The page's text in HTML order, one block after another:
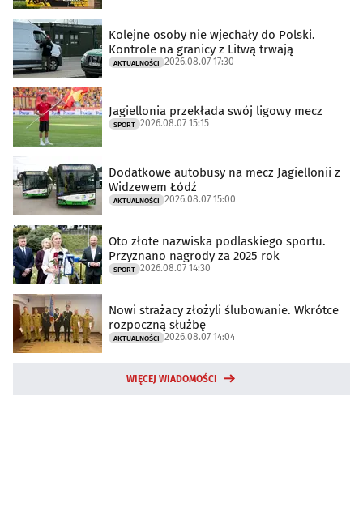
Kolejne osoby nie wjechały do Polski.
Kontrole na granicy z Litwą trwają
AKTUALNOŚCI 2026.08.07 17:30
Jagiellonia przekłada swój ligowy mecz
SPORT 2026.08.07 15:15
Dodatkowe autobusy na mecz Jagiellonii z
Widzewem Łódź
AKTUALNOŚCI 2026.08.07 15:00
Oto złote nazwiska podlaskiego sportu.
Przyznano nagrody za 2025 rok
SPORT 2026.08.07 14:30
Nowi strażacy złożyli ślubowanie. Wkrótce
rozpoczną służbę
AKTUALNOŚCI 2026.08.07 14:04
WIĘCEJ WIADOMOŚCI